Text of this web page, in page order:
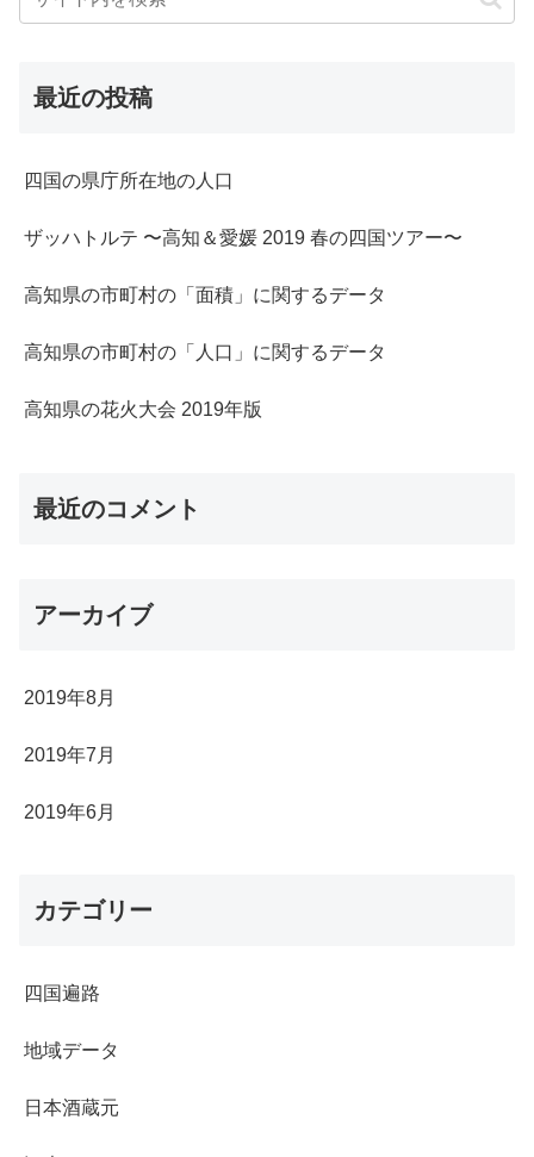
最近の投稿
四国の県庁所在地の人口
ザッハトルテ 〜高知＆愛媛 2019 春の四国ツアー〜
高知県の市町村の「面積」に関するデータ
高知県の市町村の「人口」に関するデータ
高知県の花火大会 2019年版
最近のコメント
アーカイブ
2019年8月
2019年7月
2019年6月
カテゴリー
四国遍路
地域データ
日本酒蔵元